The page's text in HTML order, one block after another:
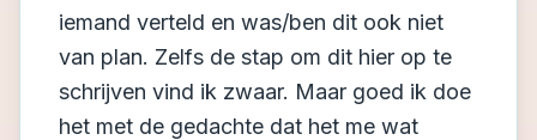
iemand verteld en was/ben dit ook niet
van plan. Zelfs de stap om dit hier op te
schrijven vind ik zwaar. Maar goed ik doe
het met de gedachte dat het me wat